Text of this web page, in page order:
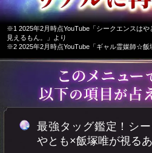
※1 2025年2月時点YouTube「シークエンスはや
見えるもん。」より
※2 2025年2月時点YouTube「ギャル霊媒師☆飯
最強タッグ鑑定！シ
やとも×飯塚唯が視る